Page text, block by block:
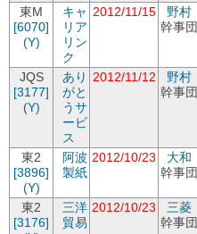
東M
[6070]
(Y)
キャ
リア
リン
ク
2012/11/15
野村
幹事団
JQS
[3177]
(Y)
あり
がと
うサ
ービ
ス
2012/11/12
野村
幹事団
東2
[3896]
(Y)
阿波
製紙
2012/10/23
大和
幹事団
東2
[3176]
三洋
貿易
2012/10/23
三菱
幹事団